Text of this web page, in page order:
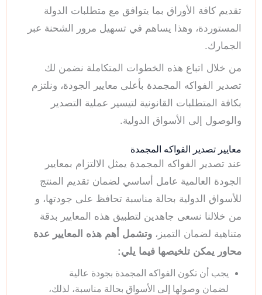
تقديم كافة الأوراق بما يتوافق مع متطلبات الدولة
المستوردة، وهذا يساهم في تسهيل مرور الشحنة عبر
الجمارك.
من خلال اتباع هذه الخطوات المتكاملة نضمن لك
تصدير الفواكه المجمدة بأعلى معايير الجودة، ونلتزم
بكافة المتطلبات القانونية لتيسير عملية التصدير
والوصول إلى الأسواق الدولية.
معايير تصدير الفواكه المجمدة
عند تصدير الفواكه المجمدة يمثل الالتزام بمعايير
الجودة العالمية عامل أساسي لضمان تقديم المنتج
للأسواق الدولية بحالة مناسبة تحافظ على جودتها، و
من خلالنا نسعى جاهدين لتطبيق هذه المعايير بدقة
متناهية لضمان التميز، وتشمل أهم هذه المعايير عدة
محاور يمكن تلخيصها فيما يلي:
يجب أن تكون الفواكه المجمدة بجودة عالية
لضمان وصولها إلى الأسواق بحالة مناسبة، لذلك،